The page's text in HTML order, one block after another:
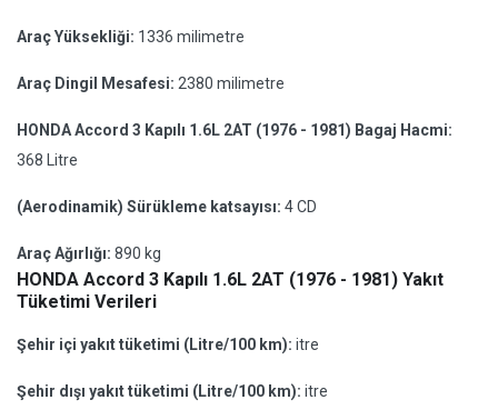
Araç Yüksekliği: 1336 milimetre
Araç Dingil Mesafesi: 2380 milimetre
HONDA Accord 3 Kapılı 1.6L 2AT (1976 - 1981) Bagaj Hacmi:
368 Litre
(Aerodinamik) Sürükleme katsayısı: 4 CD
Araç Ağırlığı: 890 kg
HONDA Accord 3 Kapılı 1.6L 2AT (1976 - 1981) Yakıt
Tüketimi Verileri
Şehir içi yakıt tüketimi (Litre/100 km): itre
Şehir dışı yakıt tüketimi (Litre/100 km): itre